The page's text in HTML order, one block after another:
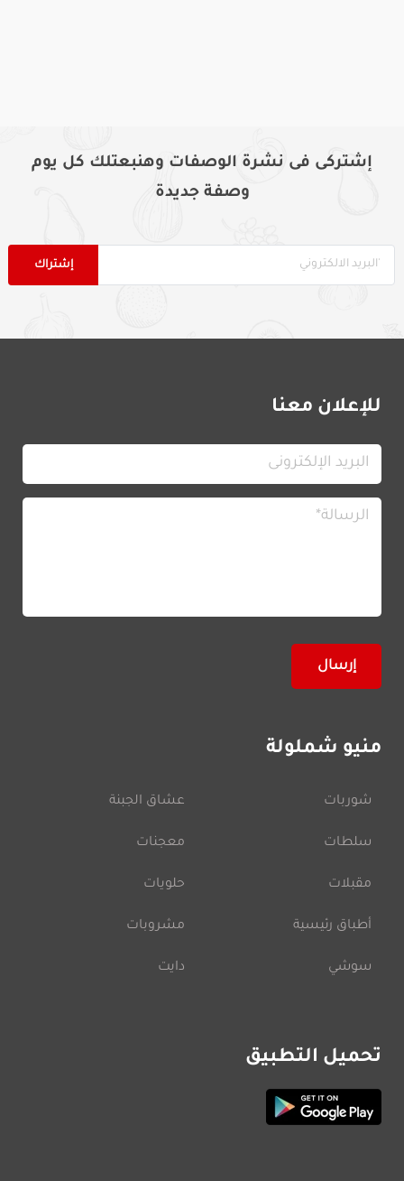
إشتركى فى نشرة الوصفات وهنبعتلك كل يوم
وصفة جديدة
للإعلان معنا
منيو شملولة
شوربات
سلطات
مقبلات
أطباق رئيسية
سوشي
عشاق الجبنة
معجنات
حلويات
مشروبات
دايت
تحميل التطبيق